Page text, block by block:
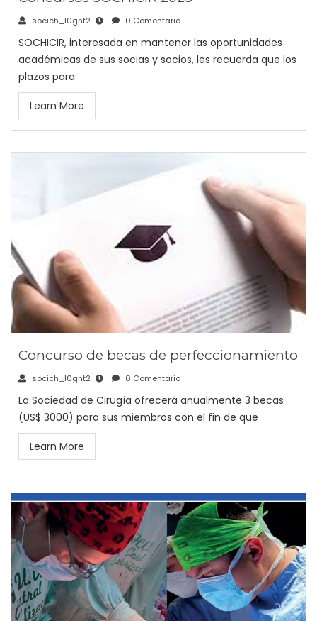
socich_l0gnt2 0 Comentario
SOCHICIR, interesada en mantener las oportunidades
académicas de sus socias y socios, les recuerda que los
plazos para
Learn More
Concurso de becas de perfeccionamiento
socich_l0gnt2 0 Comentario
La Sociedad de Cirugía ofrecerá anualmente 3 becas
(US$ 3000) para sus miembros con el fin de que
Learn More